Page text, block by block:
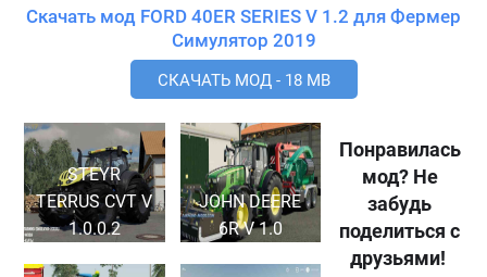
Скачать мод FORD 40ER SERIES V 1.2 для Фермер
Симулятор 2019
СКАЧАТЬ МОД - 18 MB
STEYR
TERRUS CVT V
1.0.0.2
JOHN DEERE
6R V 1.0
Понравилась
мод? Не
забудь
поделиться с
друзьями!